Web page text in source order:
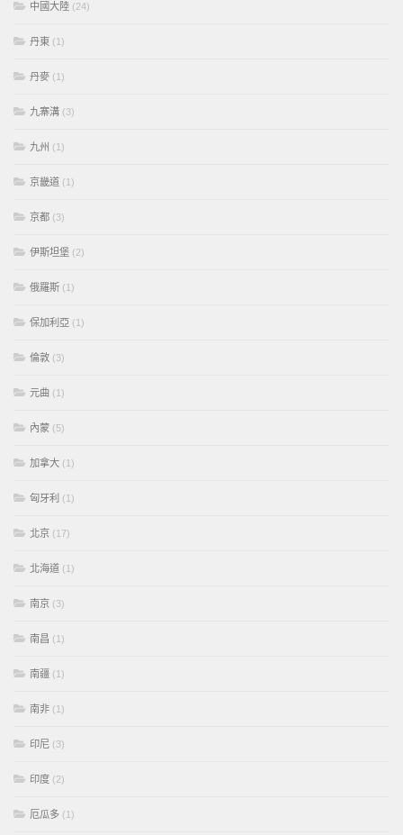
中國大陸 (24)
丹東 (1)
丹麥 (1)
九寨溝 (3)
九州 (1)
京畿道 (1)
京都 (3)
伊斯坦堡 (2)
俄羅斯 (1)
保加利亞 (1)
倫敦 (3)
元曲 (1)
內蒙 (5)
加拿大 (1)
匈牙利 (1)
北京 (17)
北海道 (1)
南京 (3)
南昌 (1)
南疆 (1)
南非 (1)
印尼 (3)
印度 (2)
厄瓜多 (1)